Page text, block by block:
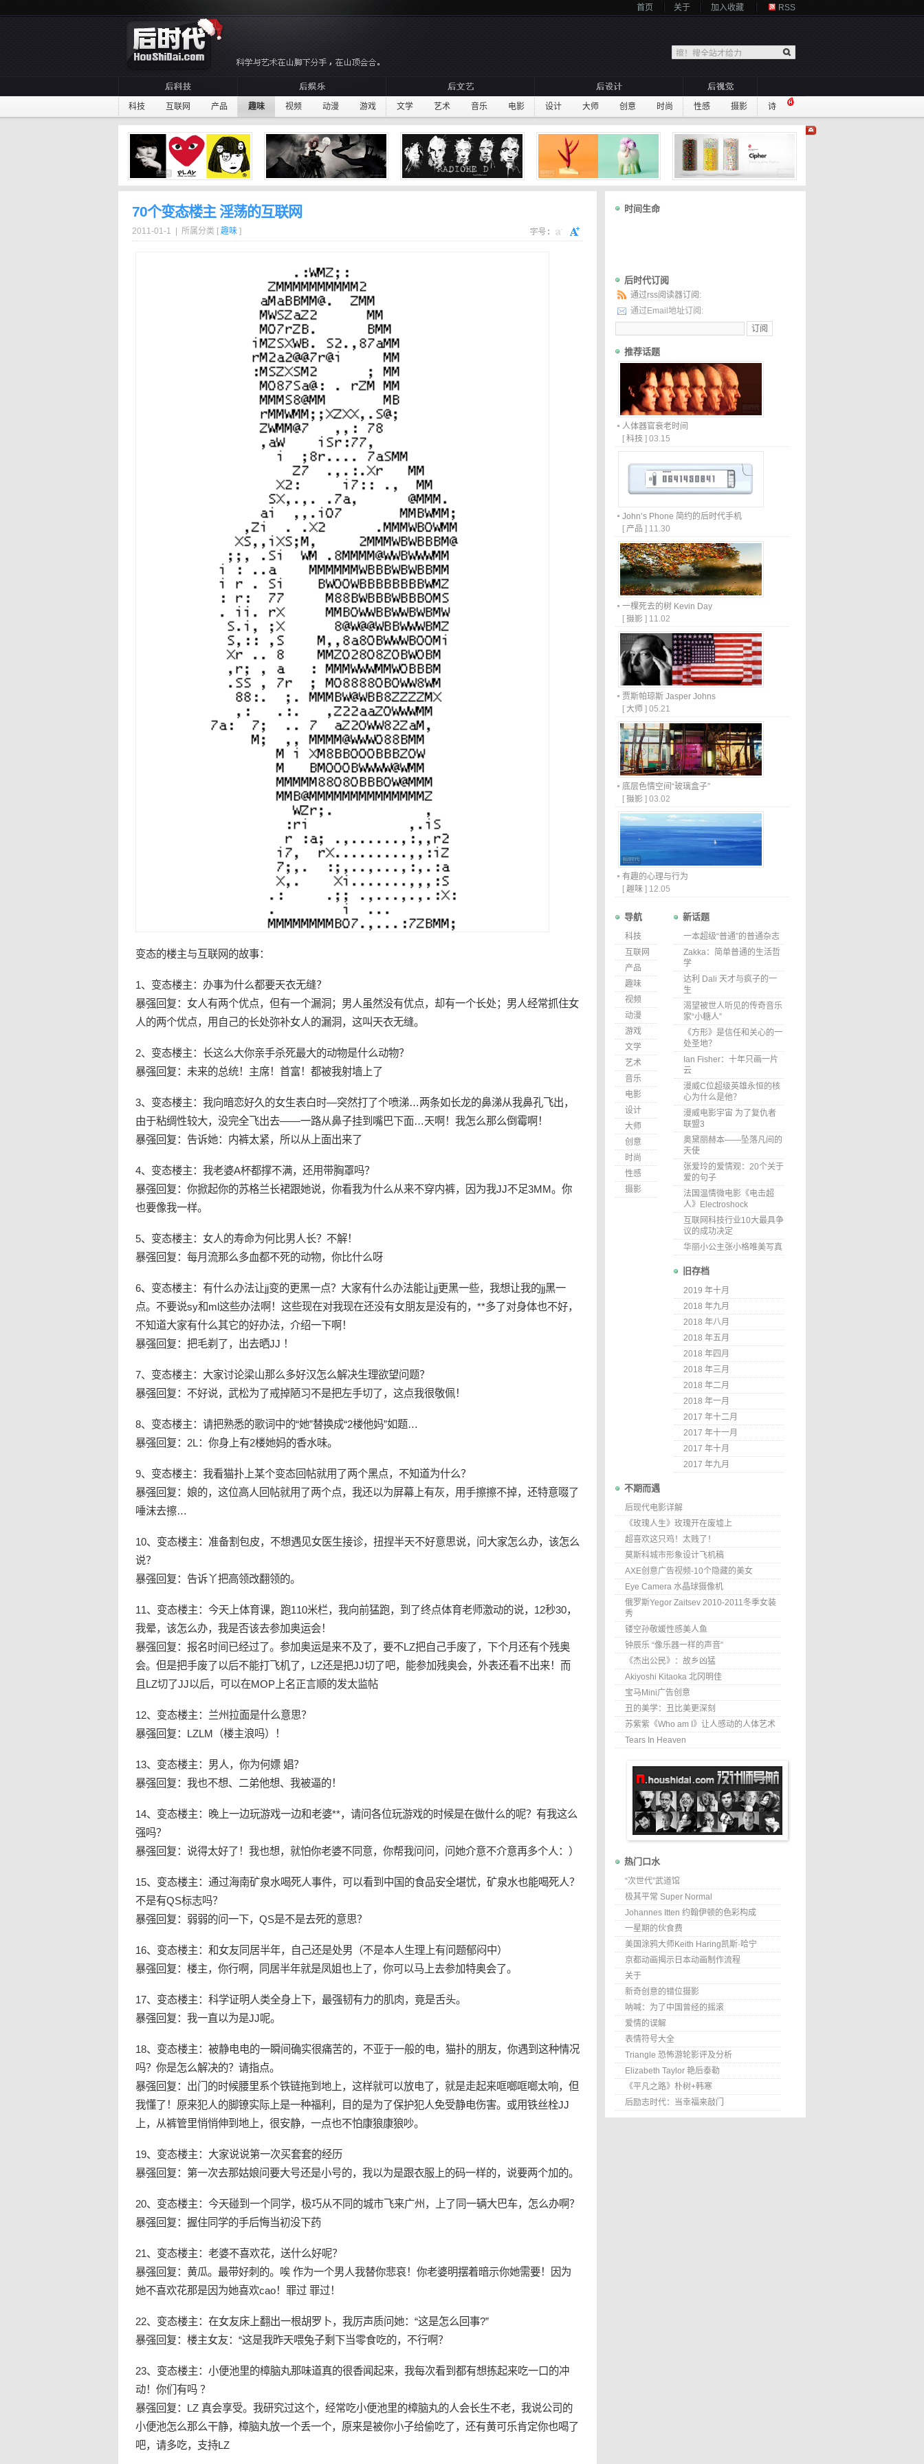
首页 关于 加入收藏 RSS
科技 互联网 产品 趣味 视频 动漫 游戏 文学 艺术 音乐 电影 设计 大师 创意 时尚 性感 摄影 诗
70个变态楼主 淫荡的互联网
2011-01-1 | 所属分类 [ 趣味 ]
变态的楼主与互联网的故事：
1、 变态楼主：办事为什么都要天衣无缝？
暴强回复：女人有两个优点，但有一个漏洞；男人虽然没有优点，却有一个长处；男人经常抓住女
人的两个优点，用自己的长处弥补女人的漏洞，这叫天衣无缝。
2、 变态楼主：长这么大你亲手杀死最大的动物是什么动物？
暴强回复：未来的总统！主席！首富！都被我射墙上了
3、变态楼主：我向暗恋好久的女生表白时―突然打了个喷涕…两条如长龙的鼻涕从我鼻孔飞出，
由于粘绸性较大，没完全飞出去――一路从鼻子挂到嘴巴下面…天啊！我怎么那么倒霉啊！
暴强回复：告诉她：内裤太紧，所以从上面出来了
4、变态楼主：我老婆A杯都撑不满，还用带胸罩吗？
暴强回复：你掀起你的苏格兰长裙跟她说，你看我为什么从来不穿内裤，因为我JJ不足3MM。你
也要像我一样。
5、变态楼主：女人的寿命为何比男人长？不解！
暴强回复：每月流那么多血都不死的动物，你比什么呀
6、变态楼主：有什么办法让jj变的更黑一点？大家有什么办法能让jj更黑一些，我想让我的jj黑一
点。不要说sy和ml这些办法啊！这些现在对我现在还没有女朋友是没有的，**多了对身体也不好，
不知道大家有什么其它的好办法，介绍一下啊！
暴强回复：把毛剃了，出去晒JJ ！
7、变态楼主：大家讨论梁山那么多好汉怎么解决生理欲望问题？
暴强回复：不好说，武松为了戒掉陋习不是把左手切了，这点我很敬佩！
8、变态楼主：请把熟悉的歌词中的“她”替换成“2楼他妈”如题…
暴强回复：2L：你身上有2楼她妈的香水味。
9、变态楼主：我看猫扑上某个变态回帖就用了两个黑点，不知道为什么？
暴强回复：娘的，这位高人回帖就用了两个点，我还以为屏幕上有灰，用手擦擦不掉，还特意啜了
唾沫去擦…
10、变态楼主：准备割包皮，不想遇见女医生接诊，扭捏半天不好意思说，问大家怎么办，该怎么
说？
暴强回复：告诉丫把高领改翻领的。
11、变态楼主：今天上体育课，跑110米栏，我向前猛跑，到了终点体育老师激动的说，12秒30，
我晕，该怎么办，我是否该去参加奥运会！
暴强回复：报名时间已经过了。参加奥运是来不及了，要不LZ把自己手废了，下个月还有个残奥
会。但是把手废了以后不能打飞机了，LZ还是把JJ切了吧，能参加残奥会，外表还看不出来！而
且LZ切了JJ以后，可以在MOP上名正言顺的发太监帖
12、变态楼主：兰州拉面是什么意思？
暴强回复：LZLM（楼主浪吗）！
13、变态楼主：男人，你为何嫖 娼？
暴强回复：我也不想、二弟他想、我被逼的！
14、变态楼主：晚上一边玩游戏一边和老婆**，请问各位玩游戏的时候是在做什么的呢？有我这么
强吗？
暴强回复：说得太好了！我也想，就怕你老婆不同意，你帮我问问，问她介意不介意再多个人：）
15、变态楼主：通过海南矿泉水喝死人事件，可以看到中国的食品安全堪忧，矿泉水也能喝死人？
不是有QS标志吗？
暴强回复：弱弱的问一下，QS是不是去死的意思？
16、变态楼主：和女友同居半年，自己还是处男（不是本人生理上有问题郁闷中）
暴强回复：楼主，你行啊，同居半年就是凤姐也上了，你可以马上去参加特奥会了。
17、变态楼主：科学证明人类全身上下，最强韧有力的肌肉，竟是舌头。
暴强回复：我一直以为是JJ呢。
18、变态楼主：被静电电的一瞬间确实很痛苦的，不亚于一般的电，猫扑的朋友，你遇到这种情况
吗？你是怎么解决的？请指点。
暴强回复：出门的时候腰里系个铁链拖到地上，这样就可以放电了，就是走起来哐啷哐啷太响，但
我懂了！原来犯人的脚镣实际上是一种福利，目的是为了保护犯人免受静电伤害。或用铁丝栓JJ
上，从裤管里悄悄伸到地上，很安静，一点也不怕康狼康狼吵。
19、变态楼主：大家说说第一次买套套的经历
暴强回复：第一次去那姑娘问要大号还是小号的，我以为是跟衣服上的码一样的，说要两个加的。
20、变态楼主：今天碰到一个同学，极巧从不同的城市飞来广州，上了同一辆大巴车，怎么办啊？
暴强回复：握住同学的手后悔当初没下药
21、变态楼主：老婆不喜欢花，送什么好呢？
暴强回复：黄瓜。最带好刺的。唉 作为一个男人我替你悲哀！你老婆明摆着暗示你她需要！因为
她不喜欢花那是因为她喜欢cao！罪过 罪过！
22、变态楼主：在女友床上翻出一根胡罗卜，我厉声质问她：“这是怎么回事?”
暴强回复：楼主女友：“这是我昨天喂兔子剩下当零食吃的，不行啊？
23、变态楼主：小便池里的樟脑丸那味道真的很香闻起来，我每次看到都有想拣起来吃一口的冲
动！你们有吗 ？
暴强回复：LZ 真会享受。我研究过这个，经常吃小便池里的樟脑丸的人会长生不老，我说公司的
小便池怎么那么干静，樟脑丸放一个丢一个，原来是被你小子给偷吃了，还有黄可乐肯定你也喝了
吧，请多吃，支持LZ
时间生命
后时代订阅
通过rss阅读器订阅:
通过Email地址订阅:
推荐话题
人体器官衰老时间
[ 科技 ] 03.15
John’s Phone 简约的后时代手机
[ 产品 ] 11.30
一棵死去的树 Kevin Day
[ 摄影 ] 11.02
贾斯帕琼斯 Jasper Johns
[ 大师 ] 05.21
底层色情空间“玻璃盒子”
[ 摄影 ] 03.02
有趣的心理与行为
[ 趣味 ] 12.05
导航
科技
互联网
产品
趣味
视频
动漫
游戏
文学
艺术
音乐
电影
设计
大师
创意
时尚
性感
摄影
新话题
一本超级“普通”的普通杂志
Zakka：简单普通的生活哲
学
达利 Dali 天才与疯子的一
生
渴望被世人听见的传奇音乐
家“小糖人”
《方形》是信任和关心的一
处圣地？
Ian Fisher：十年只画一片
云
漫威C位超级英雄永恒的核
心为什么是他？
漫威电影宇宙 为了复仇者
联盟3
奥黛丽赫本——坠落凡间的
天使
张爱玲的爱情观：20个关于
爱的句子
法国温情微电影《电击超
人》Electroshock
互联网科技行业10大最具争
议的成功决定
华丽小公主张小格唯美写真
旧存档
2019 年十月
2018 年九月
2018 年八月
2018 年五月
2018 年四月
2018 年三月
2018 年二月
2018 年一月
2017 年十二月
2017 年十一月
2017 年十月
2017 年九月
不期而遇
后现代电影详解
《玫瑰人生》玫瑰开在废墟上
超喜欢这只鸡！太贱了！
莫斯科城市形象设计飞机稿
AXE创意广告视频-10个隐藏的美女
Eye Camera 水晶球摄像机
俄罗斯Yegor Zaitsev 2010-2011冬季女装
秀
镂空孙敬媛性感美人鱼
钟辰乐 “像乐器一样的声音”
《杰出公民》：故乡凶猛
Akiyoshi Kitaoka 北冈明佳
宝马Mini广告创意
丑的美学：丑比美更深刻
苏紫紫《Who am I》让人感动的人体艺术
Tears In Heaven
热门口水
“次世代”武道馆
极其平常 Super Normal
Johannes Itten 约翰伊顿的色彩构成
一星期的伙食费
美国涂鸦大师Keith Haring凯斯·哈宁
京都动画揭示日本动画制作流程
关于
新奇创意的错位摄影
呐喊：为了中国曾经的摇滚
爱情的误解
表情符号大全
Triangle 恐怖游轮影评及分析
Elizabeth Taylor 艳后泰勒
《平凡之路》朴树+韩寒
后励志时代：当幸福来敲门